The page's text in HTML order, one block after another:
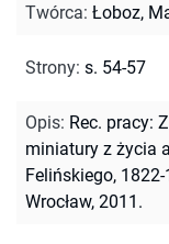
Twórca: Łoboz,
Strony: s. 54-57
Opis: Rec. pracy:
miniatury z życia
Felińskiego,
Wrocław, 2011.